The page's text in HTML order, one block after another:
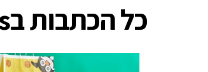
כל הכתבות ב